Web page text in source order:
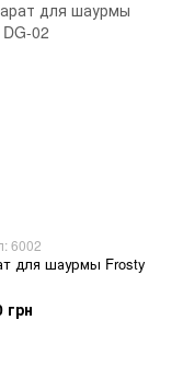
6002
для шаурмы Frosty
грн